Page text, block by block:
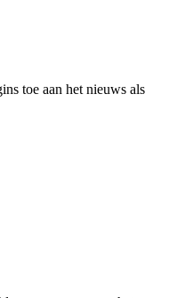
toe aan het nieuws als